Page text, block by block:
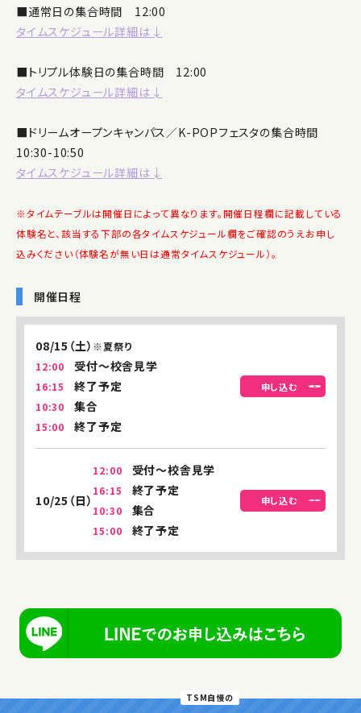
■通常日の集合時間 12:00
タイムスケジュール詳細は↓
■トリプル体験日の集合時間 12:00
タイムスケジュール詳細は↓
■ドリームオープンキャンパス／K-POPフェスタの集合時間
10:30-10:50
タイムスケジュール詳細は↓
※タイムテーブルは開催日によって異なります。開催日程欄に記載している
体験名と、該当する下部の各タイムスケジュール欄をご確認のうえお申し
込みください（体験名が無い日は通常タイムスケジュール）。
開催日程
08/15（土） ※夏祭り
12:00
受付〜校舎見学
16:15 終了予定
10:30 集合
15:00 終了予定
申し込む
10/25（日）
12:00 受付〜校舎見学
16:15 終了予定
10:30 集合
15:00 終了予定
申し込む
TSM自慢の